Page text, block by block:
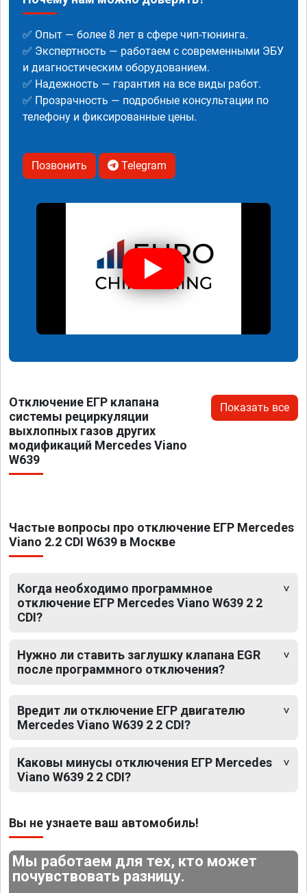
✅ Опыт — более 8 лет в сфере чип-тюнинга.
✅ Экспертность — работаем с современными ЭБУ
и диагностическим оборудованием.
✅ Надежность — гарантия на все виды работ.
✅ Прозрачность — подробные консультации по
телефону и фиксированные цены.
Позвонить Telegram
Отключение ЕГР клапана
системы рециркуляции
выхлопных газов других
модификаций Mercedes Viano
W639
Показать все
Частые вопросы про отключение ЕГР Mercedes
Viano 2.2 CDI W639 в Москве
Когда необходимо программное
отключение ЕГР Mercedes Viano W639 2 2
CDI?
Нужно ли ставить заглушку клапана EGR
после программного отключения?
Вредит ли отключение ЕГР двигателю
Mercedes Viano W639 2 2 CDI?
Каковы минусы отключения ЕГР Mercedes
Viano W639 2 2 CDI?
Вы не узнаете ваш автомобиль!
Мы работаем для тех, кто может
почувствовать разницу.